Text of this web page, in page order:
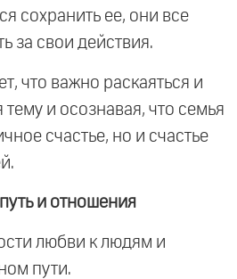
сохранить ее, они все
за свои действия.
что важно раскаяться и
и осознавая, что семья
счастье, но и счастье
и отношения
любви к людям и
пути.